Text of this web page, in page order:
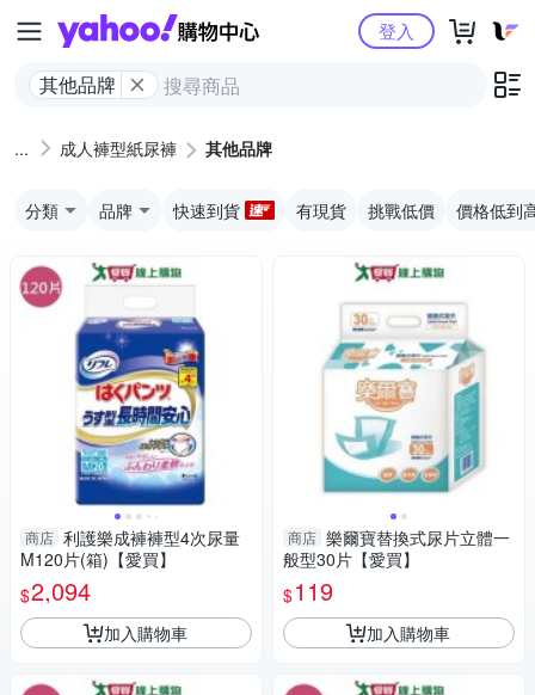
Yahoo購物中心
其他品牌
登入
成人褲型紙尿褲 其他品牌
分類 品牌 快速到貨 有現貨 挑戰低價 價格低到
商店 利護樂成褲褲型4次尿量
M120片(箱)【愛買】
$2,094
加入購物車
商店 樂爾寶替換式尿片立體一
般型30片【愛買】
$119
加入購物車